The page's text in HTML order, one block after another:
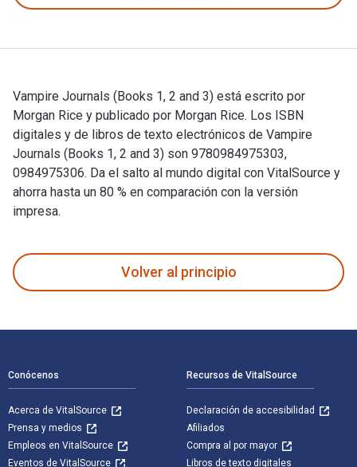
Vampire Journals (Books 1, 2 and 3) está escrito por
Morgan Rice y publicado por Morgan Rice. Los ISBN
digitales y de libros de texto electrónicos de Vampire
Journals (Books 1, 2 and 3) son 9780984975303,
0984975306. Da el salto al mundo digital con VitalSource y
ahorra hasta un 80 % en comparación con la versión
impresa.
Volver al principio
Conócenos
Acerca de VitalSource
Prensa y medios
Empleos en VitalSource
Eventos de VitalSource
Recursos de VitalSource
Declaración de accesibilidad
Afiliados
Compra al por mayor
Libros de texto digitales